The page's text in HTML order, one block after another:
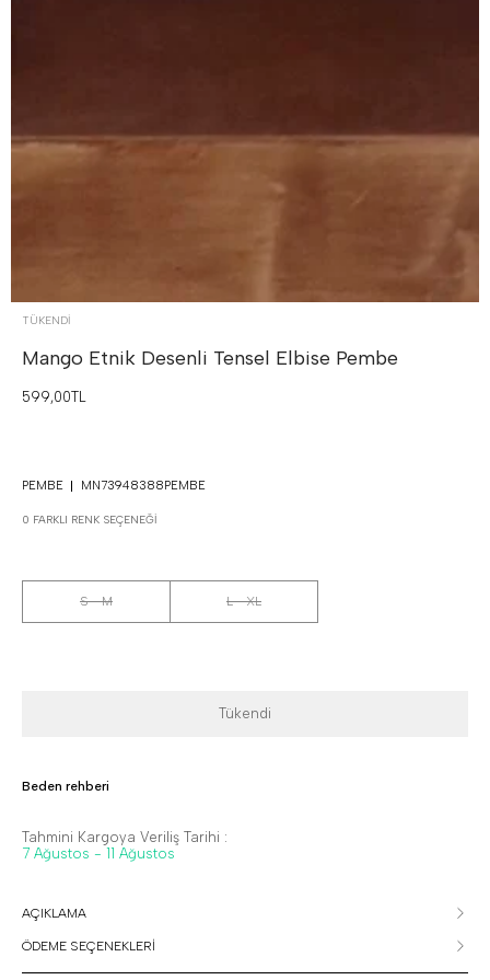
TÜKENDI
Mango Etnik Desenli Tensel Elbise Pembe
599,00TL
PEMBE MN73948388PEMBE
0 FARKLI RENK SEÇENEĞI
S - M L - XL
Tükendi
Beden rehberi
Tahmini Kargoya Veriliş Tarihi :
7 Ağustos - 11 Ağustos
AÇIKLAMA
ÖDEME SEÇENEKLERİ